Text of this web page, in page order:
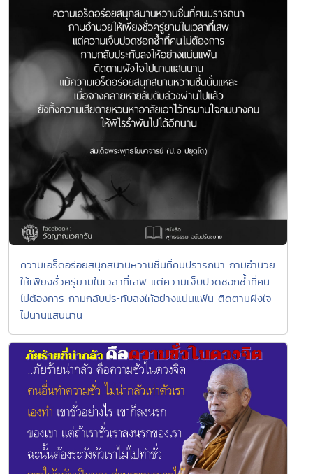
ความเอร็ดอร่อยสนุกสนานหวานชื่นที่คนปรารถนา กามอำนวย
ให้เพียงชั่วครู่ยามในเวลาที่เสพ แต่ความเจ็บปวดชอกช้ำที่คน
ไม่ต้องการ กามกลับประทับลงให้อย่างแน่นแฟ้น ติดตามฝังใจ
ไปนานแสนนาน